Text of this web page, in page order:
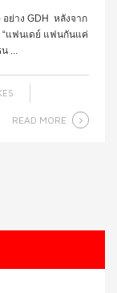
อย่าง GDH หลังจาก
แฟนเดย์ แฟนกันแค่
...
READ MORE